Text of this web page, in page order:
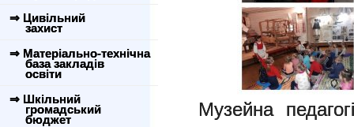
⇒ Цивільний
захист
⇒ Матеріально-технічна
база закладів
освіти
⇒ Шкільний
громадський
бюджет
Музейна